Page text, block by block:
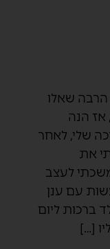
שאלו
אז הנה
שלי, לאחר
את
לעצב
עם ענן
לכל ילד ברכות ליום
[…]